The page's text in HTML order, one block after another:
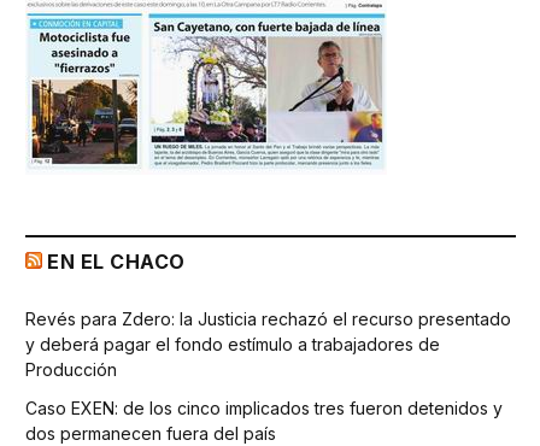
EN EL CHACO
Revés para Zdero: la Justicia rechazó el recurso presentado
y deberá pagar el fondo estímulo a trabajadores de
Producción
Caso EXEN: de los cinco implicados tres fueron detenidos y
dos permanecen fuera del país